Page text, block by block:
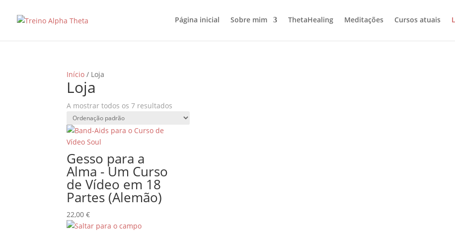
Página inicial Sobre mim ThetaHealing Meditações Cursos atuais
Início / Loja
Loja
A mostrar todos os 7 resultados
Gesso para a
Alma - Um Curso
de Vídeo em 18
Partes (Alemão)
22,00€